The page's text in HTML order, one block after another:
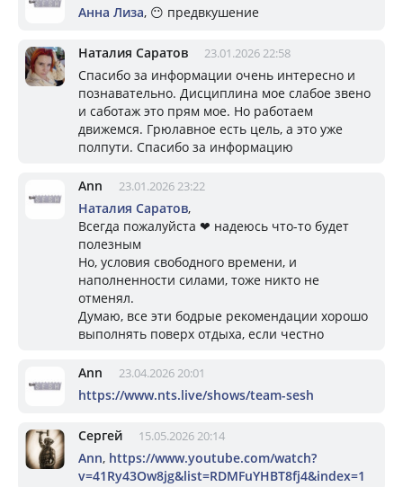
Aнна Лизa, 😶 предвкушение
Наталия Саратов 23.01.2026 22:58
Спасибо за информации очень интересно и
познавательно. Дисциплина мое слабое звено
и саботаж это прям мое. Но работаем
движемся. Грюлавное есть цель, а это уже
полпути. Спасибо за информацию
Ann 23.01.2026 23:22
Наталия Саратов,
Всегда пожалуйста ❤ надеюсь что-то будет
полезным
Но, условия свободного времени, и
наполненности силами, тоже никто не
отменял.
Думаю, все эти бодрые рекомендации хорошо
выполнять поверх отдыха, если честно
Ann 23.04.2026 20:01
https://www.nts.live/shows/team-sesh
Сергей 15.05.2026 20:14
Ann, https://www.youtube.com/watch?
v=41Ry43Ow8jg&list=RDMFuYHBT8fj4&index=1